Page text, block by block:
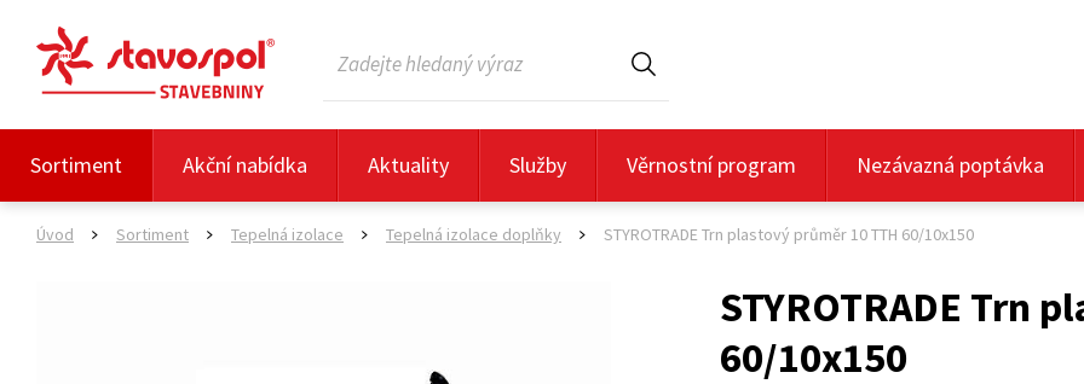
Sortiment Akční nabídka Aktuality Služby Věrnostní program Nezávazná poptávka
Úvod Sortiment Tepelná izolace Tepelná izolace doplňky STYROTRADE Trn plastový průměr 10 TTH 60/10x150
STYROTRADE Trn
60/10x150